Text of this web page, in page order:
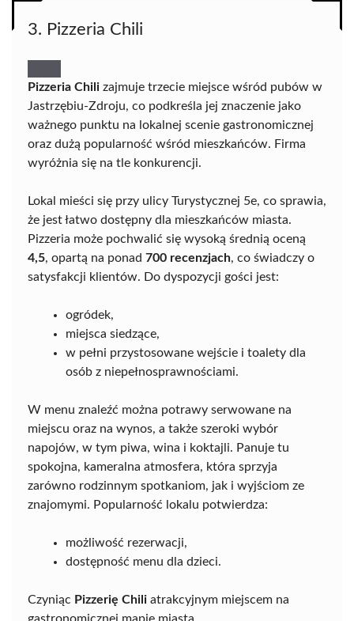
3. Pizzeria Chili
Pizzeria Chili zajmuje trzecie miejsce wśród pubów w
Jastrzębiu-Zdroju, co podkreśla jej znaczenie jako
ważnego punktu na lokalnej scenie gastronomicznej
oraz dużą popularność wśród mieszkańców. Firma
wyróżnia się na tle konkurencji.
Lokal mieści się przy ulicy Turystycznej 5e, co sprawia,
że jest łatwo dostępny dla mieszkańców miasta.
Pizzeria może pochwalić się wysoką średnią oceną
4,5, opartą na ponad 700 recenzjach, co świadczy o
satysfakcji klientów. Do dyspozycji gości jest:
ogródek,
miejsca siedzące,
w pełni przystosowane wejście i toalety dla
osób z niepełnosprawnościami.
W menu znaleźć można potrawy serwowane na
miejscu oraz na wynos, a także szeroki wybór
napojów, w tym piwa, wina i koktajli. Panuje tu
spokojna, kameralna atmosfera, która sprzyja
zarówno rodzinnym spotkaniom, jak i wyjściom ze
znajomymi. Popularność lokalu potwierdza:
możliwość rezerwacji,
dostępność menu dla dzieci.
Czyniąc Pizzerię Chili atrakcyjnym miejscem na